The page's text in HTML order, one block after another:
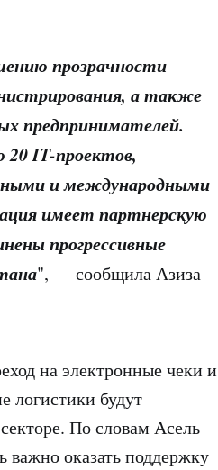
прозрачности
а также
предпринимателей.
20 IT-проектов,
и международными
имеет партнерскую
прогрессивные
", — сообщила Азиза
на электронные чеки и
логистики будут
По словам Асель
важно оказать поддержку